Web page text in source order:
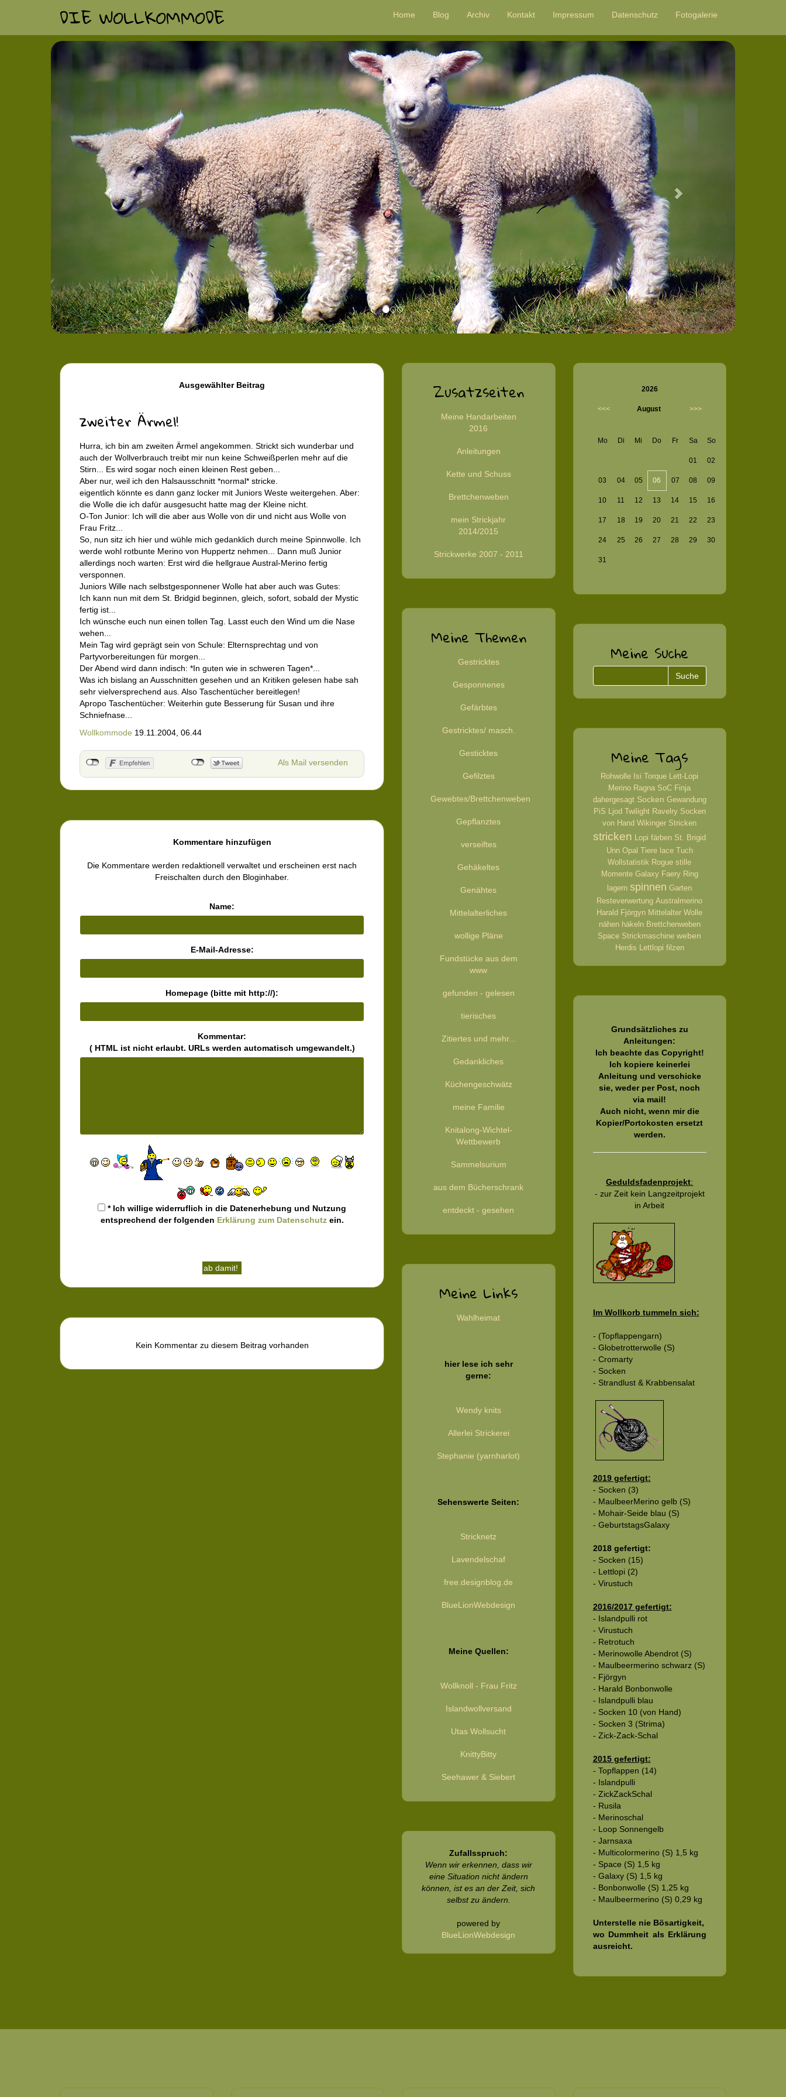
DIE WOLLKOMMODE Home Blog Archiv Kontakt Impressum Datenschutz Fotogalerie
Previous
Ausgewählter Beitrag
zweiter Ärmel!
Hurra, ich bin am zweiten Ärmel angekommen. Strickt sich wunderbar und
auch der Wollverbrauch treibt mir nun keine Schweißperlen mehr auf die
Stirn... Es wird sogar noch einen kleinen Rest geben...
Aber nur, weil ich den Halsausschnitt *normal* stricke.
eigentlich könnte es dann ganz locker mit Juniors Weste weitergehen. Aber:
die Wolle die ich dafür ausgesucht hatte mag der Kleine nicht.
O-Ton Junior: Ich will die aber aus Wolle von dir und nicht aus Wolle von
Frau Fritz...
So, nun sitz ich hier und wühle mich gedanklich durch meine Spinnwolle. Ich
werde wohl rotbunte Merino von Huppertz nehmen... Dann muß Junior
allerdings noch warten: Erst wird die hellgraue Austral-Merino fertig
versponnen.
Juniors Wille nach selbstgesponnener Wolle hat aber auch was Gutes:
Ich kann nun mit dem St. Bridgid beginnen, gleich, sofort, sobald der Mystic
fertig ist...
Ich wünsche euch nun einen tollen Tag. Lasst euch den Wind um die Nase
wehen...
Mein Tag wird geprägt sein von Schule: Elternsprechtag und von
Partyvorbereitungen für morgen...
Der Abend wird dann indisch: *In guten wie in schweren Tagen*...
Was ich bislang an Ausschnitten gesehen und an Kritiken gelesen habe sah
sehr vielversprechend aus. Also Taschentücher bereitlegen!
Apropo Taschentücher: Weiterhin gute Besserung für Susan und ihre
Schniefnase...
Wollkommode 19.11.2004, 06.44
Als Mail versenden
Kommentare hinzufügen
Die Kommentare werden redaktionell verwaltet und erscheinen erst nach
Freischalten durch den Bloginhaber.
Name:
E-Mail-Adresse:
Homepage (bitte mit http://):
Kommentar:
( HTML ist nichterlaubt. URLs werden automatisch umgewandelt.)
* Ich willige widerruflich in die Datenerhebung und Nutzung
entsprechend der folgenden Erklärung zum Datenschutzein.
Kein Kommentar zu diesem Beitrag vorhanden
Zusatzseiten
Meine Handarbeiten
2016
Anleitungen
Kette und Schuss
Brettchenweben
mein Strickjahr
2014/2015
Strickwerke 2007 - 2011
Meine Themen
Gestricktes
Gesponnenes
Gefärbtes
Gestricktes/ masch.
Gesticktes
Gefilztes
Gewebtes/Brettchenweben
Gepflanztes
verseiftes
Gehäkeltes
Genähtes
Mittelalterliches
wollige Pläne
Fundstücke aus dem
www
gefunden - gelesen
tierisches
Zitiertes und mehr...
Gedankliches
Küchengeschwätz
meine Familie
Knitalong-Wichtel-
Wettbewerb
Sammelsurium
aus dem Bücherschrank
entdeckt - gesehen
Meine Links
Wahlheimat
hier lese ich sehr
gerne:
Wendy knits
Allerlei Strickerei
Stephanie (yarnharlot)
Sehenswerte Seiten:
Stricknetz
Lavendelschaf
free.designblog.de
BlueLionWebdesign
Meine Quellen:
Wollknoll - Frau Fritz
Islandwollversand
Utas Wollsucht
KnittyBitty
Seehawer & Siebert
Zufallsspruch:
Wenn wir erkennen, dass wir
eine Situation nicht ändern
können, ist es an der Zeit, sich
selbst zu ändern.
powered by
BlueLionWebdesign
2026
<<< August >>>
Mo Di Mi Do Fr Sa So
01 02
03 04 05 06 07 08 09
10 11 12 13 14 15 16
17 18 19 20 21 22 23
24 25 26 27 28 29 30
31
Meine Suche
Meine Tags
Rohwolle Isi Torque Lett-Lopi
Merino Ragna SoC Finja
dahergesagt Socken Gewandung
PiS Ljod Twilight Ravelry Socken
von Hand Wikinger Stricken
stricken Lopi färben St. Brigid
Unn Opal Tiere lace Tuch
Wollstatistik Rogue stille
Momente Galaxy Faery Ring
lagern spinnen Garten
Resteverwertung Australmerino
Harald Fjörgyn Mittelalter Wolle
nähen häkeln Brettchenweben
Space Strickmaschine weben
Herdis Lettlopi filzen
Grundsätzliches zu
Anleitungen:
Ich beachte das Copyright!
Ich kopiere keinerlei
Anleitung und verschicke
sie, weder per Post, noch
via mail!
Auch nicht, wenn mir die
Kopier/Portokosten ersetzt
werden.
Geduldsfadenprojekt:
- zur Zeit kein Langzeitprojekt
in Arbeit
Im Wollkorb tummeln sich:
- (Topflappengarn)
- Globetrotterwolle (S)
- Cromarty
- Socken
- Strandlust & Krabbensalat
2019 gefertigt:
- Socken (3)
- MaulbeerMerino gelb (S)
- Mohair-Seide blau (S)
- GeburtstagsGalaxy
2018 gefertigt:
- Socken (15)
- Lettlopi (2)
- Virustuch
2016/2017 gefertigt:
- Islandpulli rot
- Virustuch
- Retrotuch
- Merinowolle Abendrot (S)
- Maulbeermerino schwarz (S)
- Fjörgyn
- Harald Bonbonwolle
- Islandpulli blau
- Socken 10 (von Hand)
- Socken 3 (Strima)
- Zick-Zack-Schal
2015 gefertigt:
- Topflappen (14)
- Islandpulli
- ZickZackSchal
- Rusila
- Merinoschal
- Loop Sonnengelb
- Jarnsaxa
- Multicolormerino (S) 1,5 kg
- Space (S) 1,5 kg
- Galaxy (S) 1,5 kg
- Bonbonwolle (S) 1,25 kg
- Maulbeermerino (S) 0,29 kg
Unterstelle nie Bösartigkeit,
wo Dummheit als Erklärung
ausreicht.